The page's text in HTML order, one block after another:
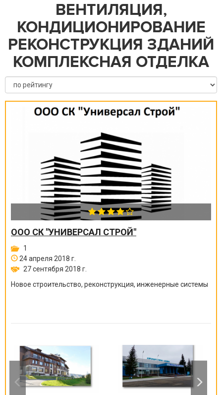
ВЕНТИЛЯЦИЯ,
КОНДИЦИОНИРОВАНИЕ
РЕКОНСТРУКЦИЯ ЗДАНИЙ
КОМПЛЕКСНАЯ ОТДЕЛКА
ООО СК "УНИВЕРСАЛ СТРОЙ"
1
24 апреля 2018 г.
27 сентября 2018 г.
Новое строительство, реконструкция, инженерные системы